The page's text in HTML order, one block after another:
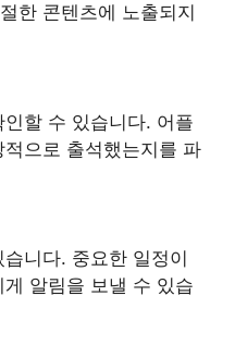
한 콘텐츠에 노출되지
할 수 있습니다. 어플
으로 출석했는지를 파
니다. 중요한 일정이
알림을 보낼 수 있습